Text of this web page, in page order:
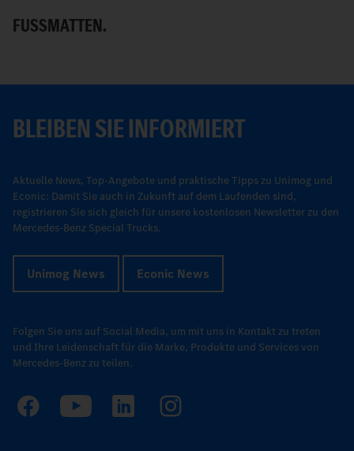
FUSSMATTEN.
BLEIBEN SIE INFORMIERT
Aktuelle News, Top-Angebote und praktische Tipps zu Unimog und
Econic: Damit Sie auch in Zukunft auf dem Laufenden sind,
registrieren Sie sich gleich für unsere kostenlosen Newsletter zu den
Mercedes-Benz Special Trucks.
Unimog News Econic News
Folgen Sie uns auf Social Media, um mit uns in Kontakt zu treten
und Ihre Leidenschaft für die Marke, Produkte und Services von
Mercedes-Benz zu teilen.